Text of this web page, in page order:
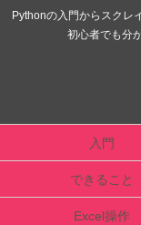
Pythonの入門からスクレ
初心者でも分
入門
できること
Excel操作